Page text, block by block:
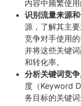
内容中频繁使用
识别流量来源
源，了解其主
竞争对手使用
并将这些关键
和转化率。
分析关键词竞
度（Keyword
务目标的关键